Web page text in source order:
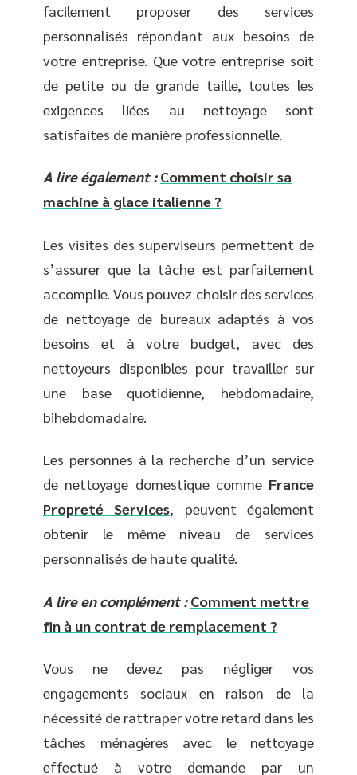
facilement proposer des services
personnalisés répondant aux besoins de
votre entreprise. Que votre entreprise soit
de petite ou de grande taille, toutes les
exigences liées au nettoyage sont
satisfaites de manière professionnelle.
A lire également : Comment choisir sa
machine à glace italienne ?
Les visites des superviseurs permettent de
s’assurer que la tâche est parfaitement
accomplie. Vous pouvez choisir des services
de nettoyage de bureaux adaptés à vos
besoins et à votre budget, avec des
nettoyeurs disponibles pour travailler sur
une base quotidienne, hebdomadaire,
bihebdomadaire.
Les personnes à la recherche d’un service
de nettoyage domestique comme France
Propreté Services, peuvent également
obtenir le même niveau de services
personnalisés de haute qualité.
A lire en complément : Comment mettre
fin à un contrat de remplacement ?
Vous ne devez pas négliger vos
engagements sociaux en raison de la
nécessité de rattraper votre retard dans les
tâches ménagères avec le nettoyage
effectué à votre demande par un